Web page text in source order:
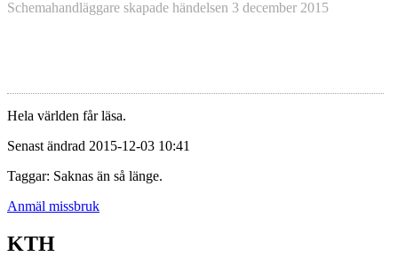
Schemahandläggare skapade händelsen 3 december 2015
Hela världen får läsa.
Senast ändrad 2015-12-03 10:41
Taggar: Saknas än så länge.
Anmäl missbruk
KTH